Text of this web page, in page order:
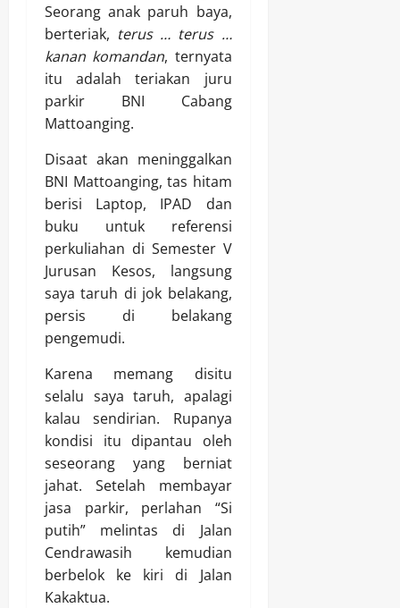
Seorang anak paruh baya,
berteriak, terus … terus …
kanan komandan, ternyata
itu adalah teriakan juru
parkir BNI Cabang
Mattoanging.
Disaat akan meninggalkan
BNI Mattoanging, tas hitam
berisi Laptop, IPAD dan
buku untuk referensi
perkuliahan di Semester V
Jurusan Kesos, langsung
saya taruh di jok belakang,
persis di belakang
pengemudi.
Karena memang disitu
selalu saya taruh, apalagi
kalau sendirian. Rupanya
kondisi itu dipantau oleh
seseorang yang berniat
jahat. Setelah membayar
jasa parkir, perlahan “Si
putih” melintas di Jalan
Cendrawasih kemudian
berbelok ke kiri di Jalan
Kakaktua.